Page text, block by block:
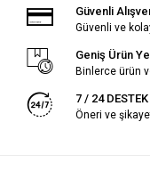
Güvenli
Güvenli ve
Geniş Ürün
Binlerce ürün
7 / 24 DESTEK
Öneri ve